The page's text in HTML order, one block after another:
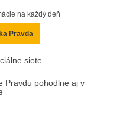
na každý deň
Pravda
siete
Pravdu pohodlne aj v